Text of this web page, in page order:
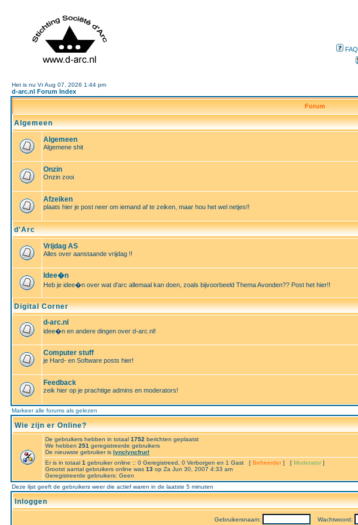
FAQ
Het is nu Vr Aug 07, 2026 1:44 pm
d-arc.nl Forum Index
Forum
Algemeen
Algemeen
Algemene shit
Onzin
Onzin zooi
Afzeiken
plaats hier je post neer om iemand af te zeiken, maar hou het wel netjes!!
d'Arc
Vrijdag AS
Alles over aanstaande vrijdag !!
Idee�n
Heb je idee�n over wat d'arc allemaal kan doen, zoals bijvoorbeeld Thema Avonden?? Post het hier!!
Digital Corner
d-arc.nl
idee�n en andere dingen over d-arc.nl!
Computer stuff
je Hard- en Software posts hier!
Feedback
zeik hier op je prachtige admins en moderators!
Markeer alle forums als gelezen
Wie zijn er Online?
De gebruikers hebben in totaal 1752 berichten geplaatst
We hebben 251 geregistreerde gebruikers
De nieuwste gebruiker is lynclyncfrurl
Er is in totaal 1 gebruiker online :: 0 Geregistreed, 0 Verborgen en 1 Gast [ Beheerder ] [ Moderator ]
Grootst aantal gebruikers online was 13 op Za Jun 30, 2007 4:33 am
Geregistreerde gebruikers: Geen
Deze lijst geeft de gebruikers weer die actief waren in de laatste 5 minuten
Inloggen
Gebruikersnaam: Wachtwoord: